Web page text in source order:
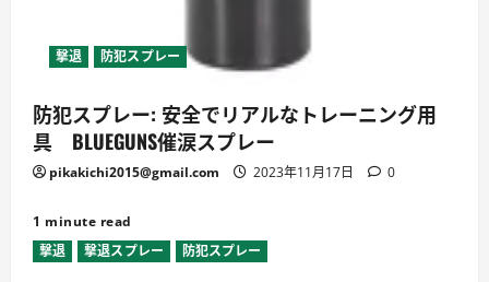
撃退 防犯スプレー
防犯スプレー: 安全でリアルなトレーニング用
具 BLUEGUNS催涙スプレー
pikakichi2015@gmail.com 2023年11月17日 0
1 minute read
撃退
撃退スプレー 防犯スプレー